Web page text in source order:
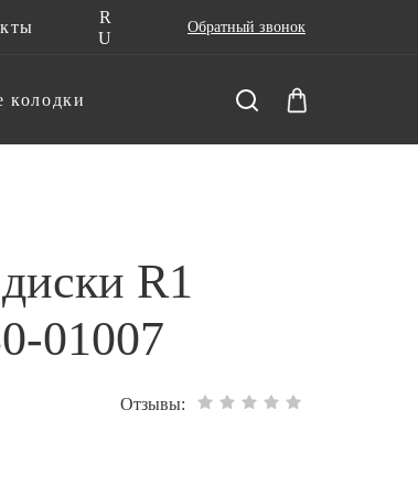
R
U
Обратный звонок
колодки
R1
01007
Отзывы: